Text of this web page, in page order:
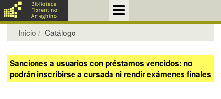
Inicio Catálogo
Sanciones a usuarios con préstamos vencidos: no
podrán inscribirse a cursada ni rendir exámenes finales